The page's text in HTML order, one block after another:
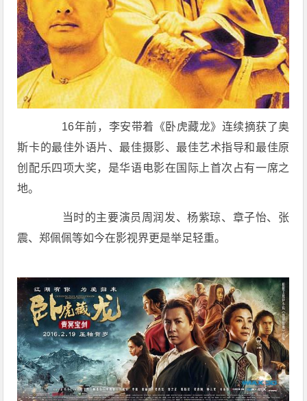
16年前，李安带着《卧虎藏龙》连续摘获了奥
斯卡的最佳外语片、最佳摄影、最佳艺术指导和最佳原
创配乐四项大奖，是华语电影在国际上首次占有一席之
地。
当时的主要演员周润发、杨紫琼、章子怡、张
震、郑佩佩等如今在影视界更是举足轻重。